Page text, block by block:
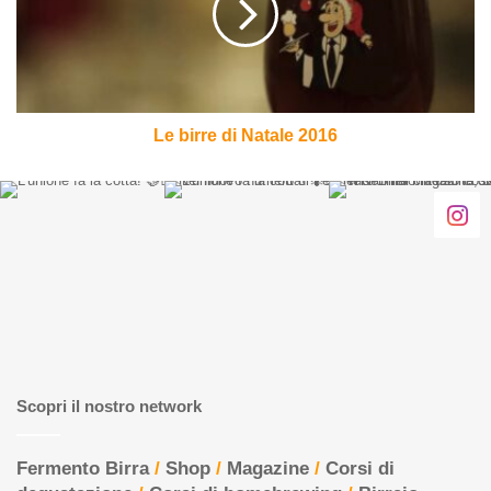
Le birre di Natale 2016
Scopri il nostro network
Fermento Birra/ Shop / Magazine / Corsi di